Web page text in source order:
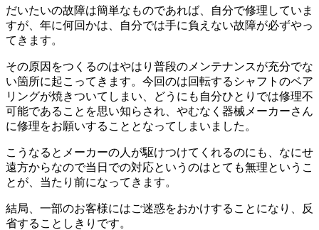
だいたいの故障は簡単なものであれば、自分で修理していま
すが、年に何回かは、自分では手に負えない故障が必ずやっ
てきます。
その原因をつくるのはやはり普段のメンテナンスが充分でな
い箇所に起こってきます。今回のは回転するシャフトのベア
リングが焼きついてしまい、どうにも自分ひとりでは修理不
可能であることを思い知らされ、やむなく器械メーカーさん
に修理をお願いすることとなってしまいました。
こうなるとメーカーの人が駆けつけてくれるのにも、なにせ
遠方からなので当日での対応というのはとても無理というこ
とが、当たり前になってきます。
結局、一部のお客様にはご迷惑をおかけすることになり、反
省することしきりです。